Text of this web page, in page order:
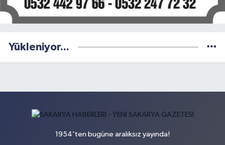
Yükleniyor...
1954'ten bugüne aralıksız yayında!